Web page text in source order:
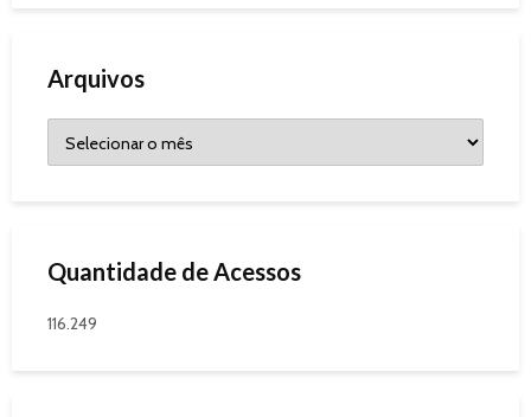
Arquivos
Quantidade de Acessos
116.249